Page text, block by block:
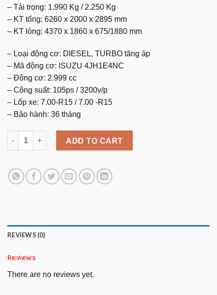
– Tải trọng: 1.990 Kg / 2.250 Kg
– KT tổng: 6260 x 2000 x 2895 mm
– KT lòng: 4370 x 1860 x 675/1880 mm
– Loại động cơ: DIESEL, TURBO tăng áp
– Mã động cơ: ISUZU 4JH1E4NC
– Động cơ: 2.999 cc
– Công suất: 105ps / 3200v/p
– Lốp xe: 7.00-R15 / 7.00 -R15
– Bảo hành: 36 tháng
ISUZU QKR 210 THÙNG KÍN - GARAGE LƯỢM quantity
ADD TO CART
REVIEWS (0)
Reviews
There are no reviews yet.